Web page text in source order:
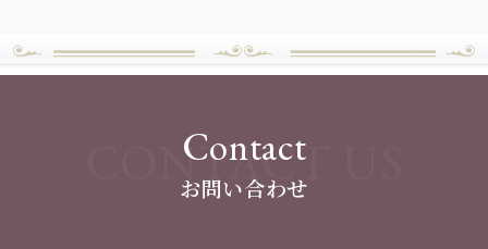
Contact
お問い合わせ
CONTACT US